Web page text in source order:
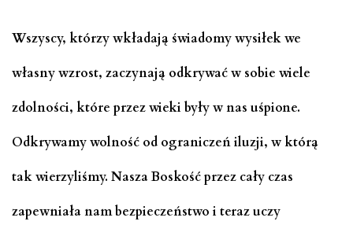
Wszyscy, którzy wkładają świadomy wysiłek we
własny wzrost, zaczynają odkrywać w sobie wiele
zdolności, które przez wieki były w nas uśpione.
Odkrywamy wolność od ograniczeń iluzji, w którą
tak wierzyliśmy. Nasza Boskość przez cały czas
zapewniała nam bezpieczeństwo i teraz uczy